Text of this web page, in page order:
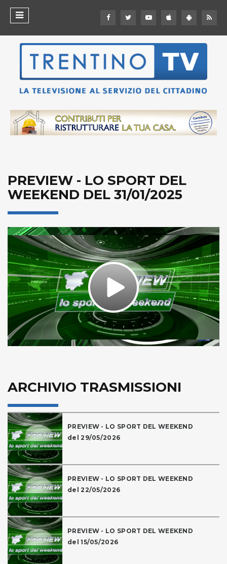
PREVIEW - LO SPORT DEL
WEEKEND DEL 31/01/2025
Play
Video
ARCHIVIO TRASMISSIONI
PREVIEW - LO SPORT DEL WEEKEND
del 29/05/2026
PREVIEW - LO SPORT DEL WEEKEND
del 22/05/2026
PREVIEW - LO SPORT DEL WEEKEND
del 15/05/2026